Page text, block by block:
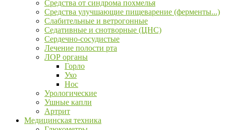
Средства от синдрома похмелья
Средства улучшающие пищеварение (ферменты...)
Слабительные и ветрогонные
Седативные и снотворные (ЦНС)
Сердечно-сосудистые
Лечение полости рта
ЛОР органы
Горло
Ухо
Нос
Урологические
Ушные капли
Артрит
Медицинская техника